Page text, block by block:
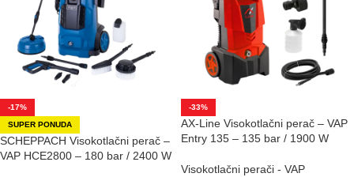
-17%
SUPER PONUDA
SCHEPPACH Visokotlačni perač –
VAP HCE2800 – 180 bar / 2400 W
-33%
AX-Line Visokotlačni perač – VAP
Entry 135 – 135 bar / 1900 W
Visokotlačni perači - VAP